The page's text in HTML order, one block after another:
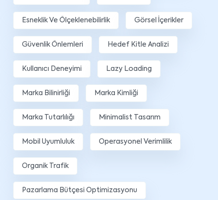
Esneklik Ve Ölçeklenebilirlik Görsel İçerikler
Güvenlik Önlemleri Hedef Kitle Analizi
Kullanıcı Deneyimi Lazy Loading
Marka Bilinirliği Marka Kimliği
Marka Tutarlılığı Minimalist Tasarım
Mobil Uyumluluk Operasyonel Verimlilik
Organik Trafik
Pazarlama Bütçesi Optimizasyonu